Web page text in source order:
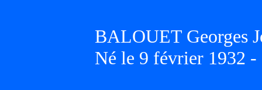
BALOUET Georges
Né le 9 février 1932 -